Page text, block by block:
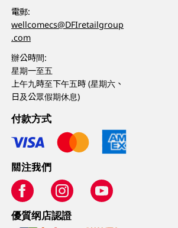
電郵:
wellcomecs@DFIretailgroup
.com
辦公時間:
星期一至五
上午九時至下午五時 (星期六、
日及公眾假期休息)
付款方式
關注我們
優質纲店認證